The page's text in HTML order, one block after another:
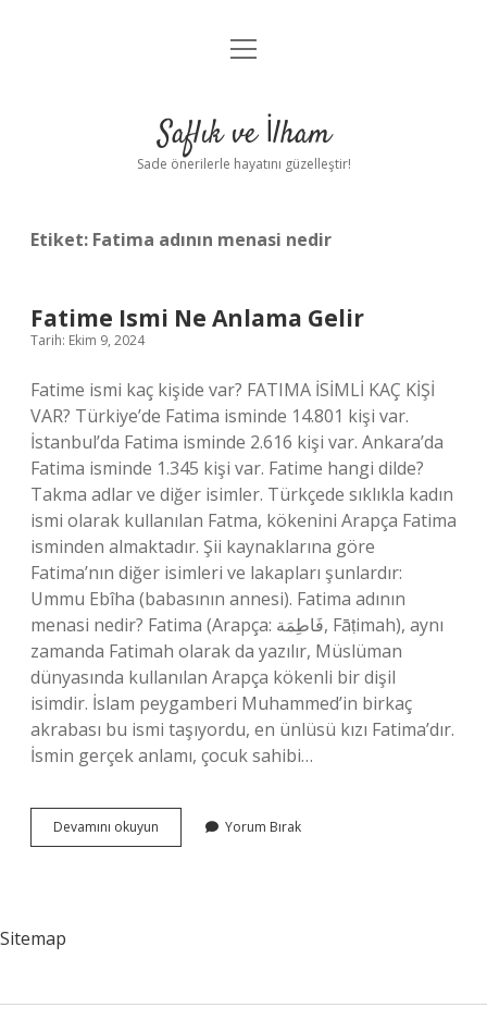
Anasayfa
Yasal Uyarı
menüyü
Saflık ve İlham
Sade önerilerle hayatını güzelleştir!
Etiket: Fatima adının menasi nedir
Fatime Ismi Ne Anlama Gelir
Tarih: Ekim 9, 2024
Fatime ismi kaç kişide var? FATIMA İSİMLİ KAÇ KİŞİ
VAR? Türkiye’de Fatima isminde 14.801 kişi var.
İstanbul’da Fatima isminde 2.616 kişi var. Ankara’da
Fatima isminde 1.345 kişi var. Fatime hangi dilde?
Takma adlar ve diğer isimler. Türkçede sıklıkla kadın
ismi olarak kullanılan Fatma, kökenini Arapça Fatima
isminden almaktadır. Şii kaynaklarına göre
Fatima’nın diğer isimleri ve lakapları şunlardır:
Ummu Ebîha (babasının annesi). Fatima adının
menasi nedir? Fatima (Arapça: فَاطِمَة‎, Fāṭimah), aynı
zamanda Fatimah olarak da yazılır, Müslüman
dünyasında kullanılan Arapça kökenli bir dişil
isimdir. İslam peygamberi Muhammed’in birkaç
akrabası bu ismi taşıyordu, en ünlüsü kızı Fatima’dır.
İsmin gerçek anlamı, çocuk sahibi…
Devamını okuyun
Ismi
Yorum Bırak
Sitemap